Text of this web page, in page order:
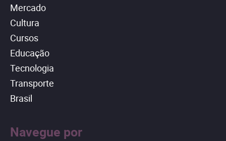
Mercado
Cultura
Cursos
Educação
Tecnologia
Transporte
Brasil
Navegue por